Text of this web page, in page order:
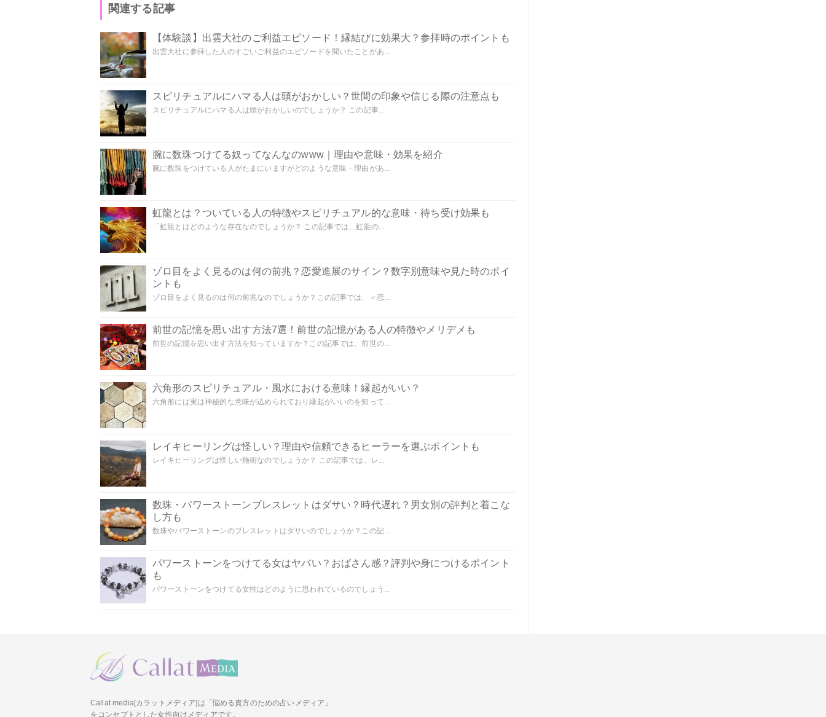
関連する記事
【体験談】出雲大社のご利益エピソード！縁結びに効果大？参拝時のポイントも
出雲大社に参拝した人のすごいご利益のエピソードを聞いたことがあ...
スピリチュアルにハマる人は頭がおかしい？世間の印象や信じる際の注意点も
スピリチュアルにハマる人は頭がおかしいのでしょうか？ この記事...
腕に数珠つけてる奴ってなんなのwww｜理由や意味・効果を紹介
腕に数珠をつけている人がたまにいますがどのような意味・理由があ...
虹龍とは？ついている人の特徴やスピリチュアル的な意味・待ち受け効果も
「虹龍とはどのような存在なのでしょうか？ この記事では、虹龍の...
ゾロ目をよく見るのは何の前兆？恋愛進展のサイン？数字別意味や見た時のポイ
ントも
ゾロ目をよく見るのは何の前兆なのでしょうか？この記事では、＜恋...
前世の記憶を思い出す方法7選！前世の記憶がある人の特徴やメリデメも
前世の記憶を思い出す方法を知っていますか？この記事では、前世の...
六角形のスピリチュアル・風水における意味！縁起がいい？
六角形には実は神秘的な意味が込められており縁起がいいのを知って...
レイキヒーリングは怪しい？理由や信頼できるヒーラーを選ぶポイントも
レイキヒーリングは怪しい施術なのでしょうか？ この記事では、レ...
数珠・パワーストーンブレスレットはダサい？時代遅れ？男女別の評判と着こな
し方も
数珠やパワーストーンのブレスレットはダサいのでしょうか？この記...
パワーストーンをつけてる女はヤバい？おばさん感？評判や身につけるポイント
も
パワーストーンをつけてる女性はどのように思われているのでしょう...
Callat media[カラットメディア]は「悩める貴方のための占いメディア」
をコンセプトとした女性向けメディアです。